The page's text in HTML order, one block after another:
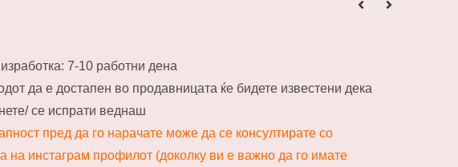
7-10 работни дена
да е достапен во продавницата ќе бидете известени дека
се испрати веднаш
пред да го нарачате може да се консултирате со
на инстаграм профилот (доколку ви е важно да го имате